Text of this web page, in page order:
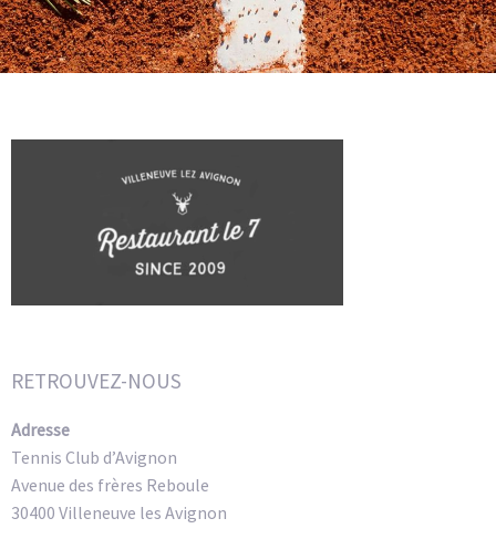
RETROUVEZ-NOUS
Adresse
Tennis Club d’Avignon
Avenue des frères Reboule
30400 Villeneuve les Avignon